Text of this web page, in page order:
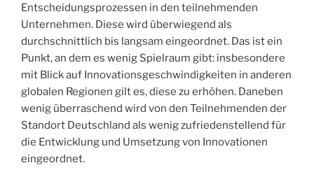
Entscheidungsprozessen in den teilnehmenden
Unternehmen. Diese wird überwiegend als
durchschnittlich bis langsam eingeordnet. Das ist ein
Punkt, an dem es wenig Spielraum gibt: insbesondere
mit Blick auf Innovationsgeschwindigkeiten in anderen
globalen Regionen gilt es, diese zu erhöhen. Daneben
wenig überraschend wird von den Teilnehmenden der
Standort Deutschland als wenig zufriedenstellend für
die Entwicklung und Umsetzung von Innovationen
eingeordnet.